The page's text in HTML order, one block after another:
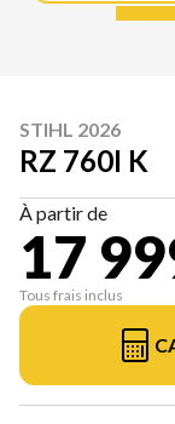
STIHL 2026
RZ 760I K
À partir de
17
Tous frais inclus